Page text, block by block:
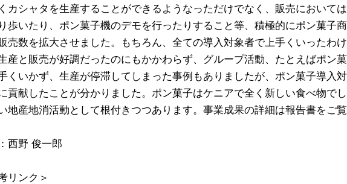
カシャタを生産することができるようなっただけでなく、販売において
歩いたり、ポン菓子機のデモを行ったりすること等、積極的にポン菓子
売数を拡大させました。もちろん、全ての導入対象者で上手くいったわ
産と販売が好調だったのにもかかわらず、グループ活動、たとえばポン
くいかず、生産が停滞してしまった事例もありましたが、ポン菓子導入
貢献したことが分かりました。ポン菓子はケニアで全く新しい食べ物で
地産地消活動として根付きつつあります。事業成果の詳細は報告書をご覧
西野 俊一郎
リンク＞